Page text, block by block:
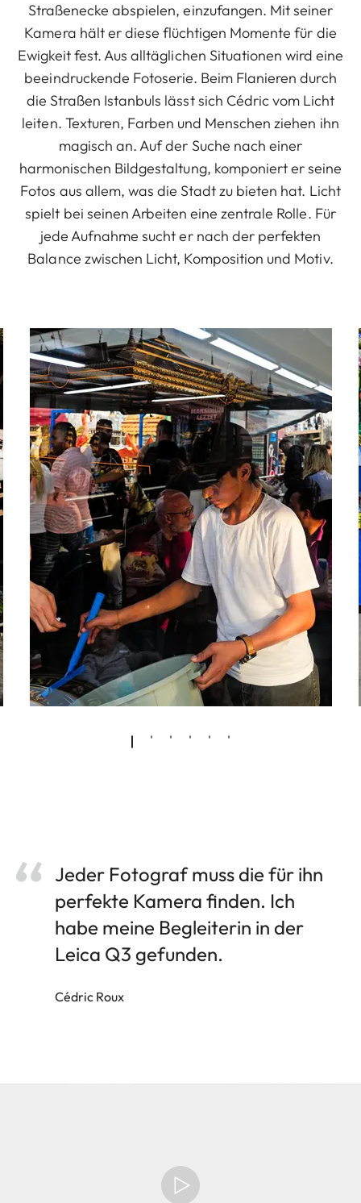
Straßenecke abspielen, einzufangen. Mit seiner
Kamera hält er diese flüchtigen Momente für die
Ewigkeit fest. Aus alltäglichen Situationen wird eine
beeindruckende Fotoserie. Beim Flanieren durch
die Straßen Istanbuls lässt sich Cédric vom Licht
leiten. Texturen, Farben und Menschen ziehen ihn
magisch an. Auf der Suche nach einer
harmonischen Bildgestaltung, komponiert er seine
Fotos aus allem, was die Stadt zu bieten hat. Licht
spielt bei seinen Arbeiten eine zentrale Rolle. Für
jede Aufnahme sucht er nach der perfekten
Balance zwischen Licht, Komposition und Motiv.
Jeder Fotograf muss die für ihn
perfekte Kamera finden. Ich
habe meine Begleiterin in der
Leica Q3 gefunden.
Cédric Roux